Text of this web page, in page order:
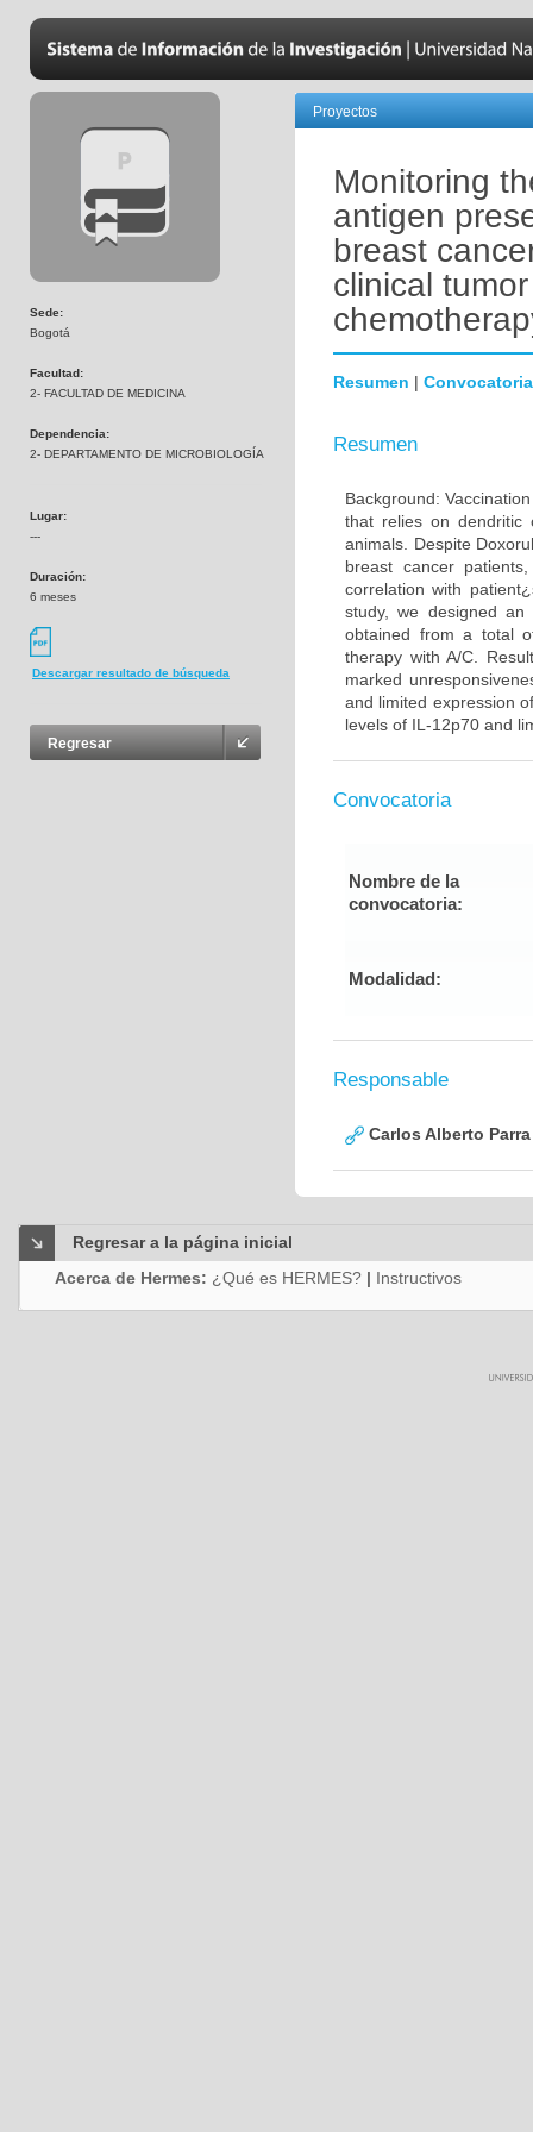
Sede:
Bogotá
Facultad:
2- FACULTAD DE MEDICINA
Dependencia:
2- DEPARTAMENTO DE MICROBIOLOGÍA
Lugar:
---
Duración:
6 meses
Descargar resultado de búsqueda
Regresar
Proyectos
Monitoring
antigen
breast
clinical
Resumen | Convocatoria
Resumen
Background:
that relies on dendritic
animals. Despite
breast cancer
correlation with
study, we designed
obtained from a total
therapy with A/C.
marked
and limited expression
levels of IL-12p70 and
Convocatoria
Nombre de la
convocatoria:
Modalidad:
Responsable
Carlos Alberto
Regresar a la página inicial
Acerca de Hermes: ¿Qué es HERMES? | Instructivos